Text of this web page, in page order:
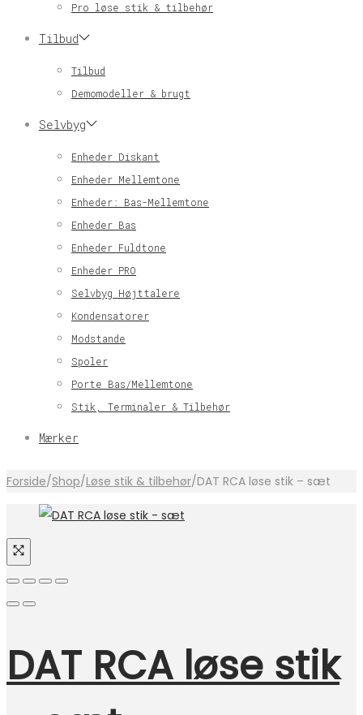
Pro løse stik & tilbehør
Tilbud
Tilbud
Demomodeller & brugt
Selvbyg
Enheder Diskant
Enheder Mellemtone
Enheder: Bas-Mellemtone
Enheder Bas
Enheder Fuldtone
Enheder PRO
Selvbyg Højttalere
Kondensatorer
Modstande
Spoler
Porte Bas/Mellemtone
Stik, Terminaler & Tilbehør
Mærker
Forside/Shop/Løse stik & tilbehør/DAT RCA løse stik – sæt
DAT RCA løse stik